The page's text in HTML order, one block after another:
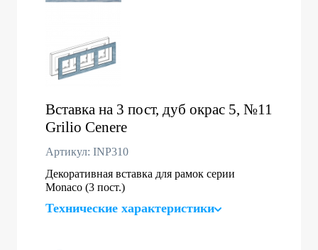
Вставка на 3 пост, дуб окрас 5, №11
Grilio Cenere
Артикул: INP310
Декоративная вставка для рамок серии
Monaco (3 пост.)
Технические характеристики